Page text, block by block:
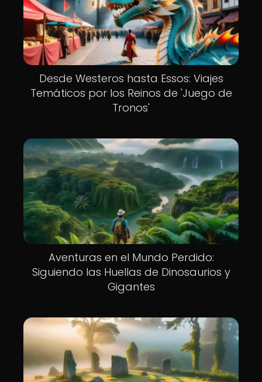
Desde Westeros hasta Essos: Viajes
Temáticos por los Reinos de 'Juego de
Tronos'
Aventuras en el Mundo Perdido:
Siguiendo las Huellas de Dinosaurios y
Gigantes